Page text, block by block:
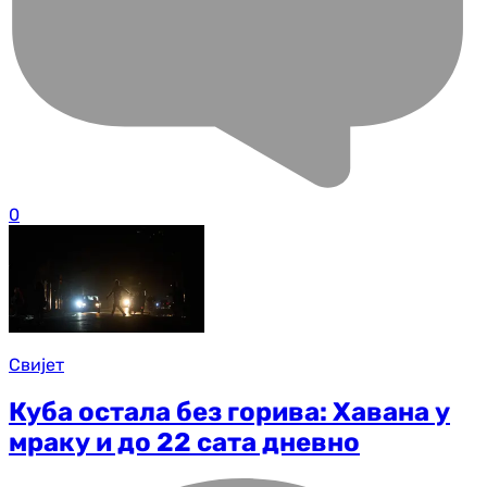
0
Свијет
Куба остала без горива: Хавана у
мраку и до 22 сата дневно